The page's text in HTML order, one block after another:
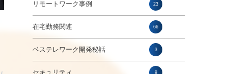
リモートワーク事例 23
在宅勤務関連 66
ベステレワーク開発秘話 3
9